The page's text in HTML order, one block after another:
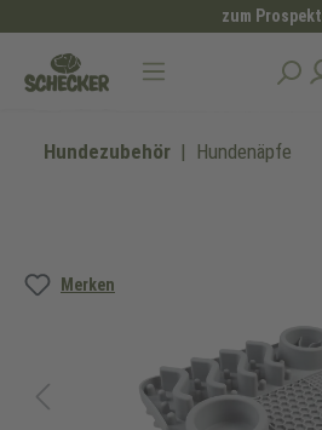
zum Prospekt
Hundezubehör Hundenäpfe
Merken
Bildergalerie überspringen